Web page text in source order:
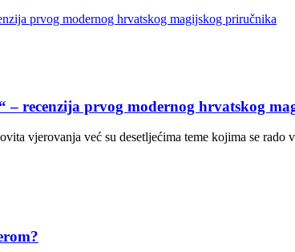
– recenzija prvog modernog hrvatskog
vjerovanja već su desetljećima teme kojima se